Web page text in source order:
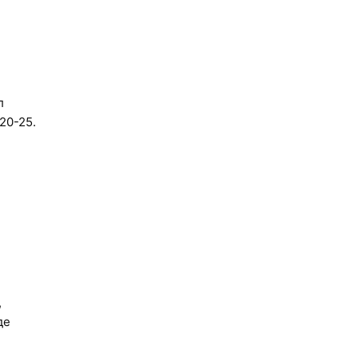
25.